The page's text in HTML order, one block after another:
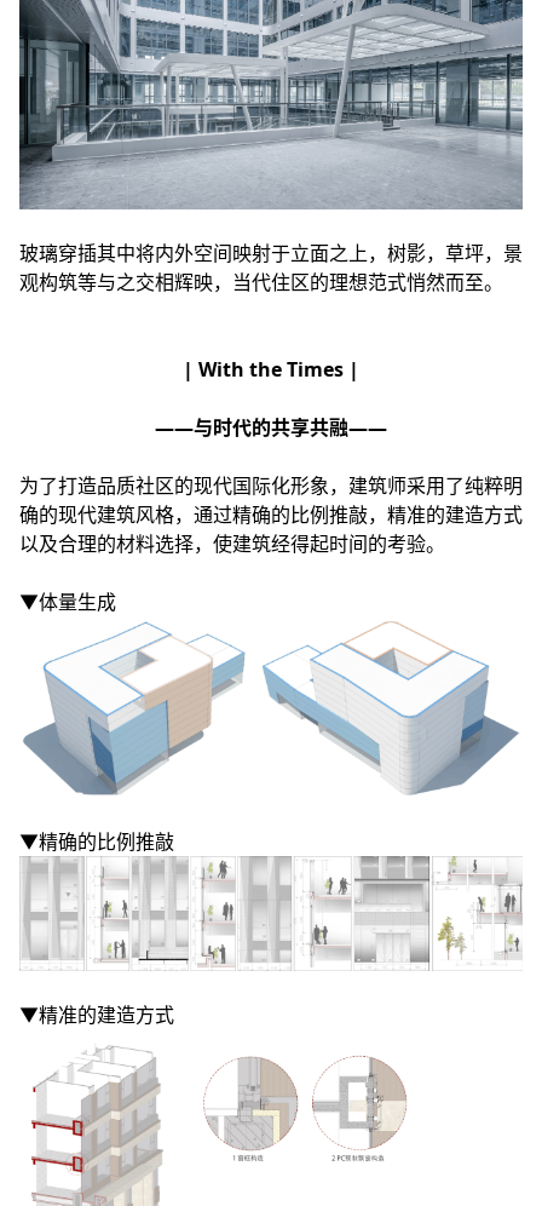
玻璃穿插其中将内外空间映射于立面之上，树影，草坪，景
观构筑等与之交相辉映，当代住区的理想范式悄然而至。
| With the Times |
——与时代的共享共融——
为了打造品质社区的现代国际化形象，建筑师采用了纯粹明
确的现代建筑风格，通过精确的比例推敲，精准的建造方式
以及合理的材料选择，使建筑经得起时间的考验。
▼体量生成
▼精确的比例推敲
▼精准的建造方式